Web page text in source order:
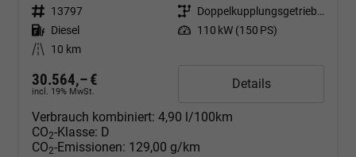
Fahrzeugnr. 13797 Getriebe
Doppelkupplungsgetriebe (DSG)
Kraftstoff Diesel Leistung 110 kW (150 PS)
Kilometerstand
10 km
30.564,– €
incl. 19% MwSt.
Details
Verbrauch kombiniert: 4,90 l/100km
CO2-Klasse: D
CO2-Emissionen: 129,00 g/km